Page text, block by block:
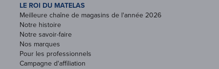
LE ROI DU MATELAS
Meilleure chaîne de magasins de l'année 2026
Notre histoire
Notre savoir-faire
Nos marques
Pour les professionnels
Campagne d'affiliation